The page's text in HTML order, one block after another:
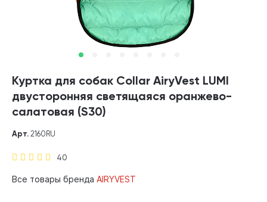
Куртка для собак Collar AiryVest LUMI
двусторонняя светящаяся оранжево-
салатовая (S30)
40
Арт. 2160RU
Все товары бренда AIRYVEST